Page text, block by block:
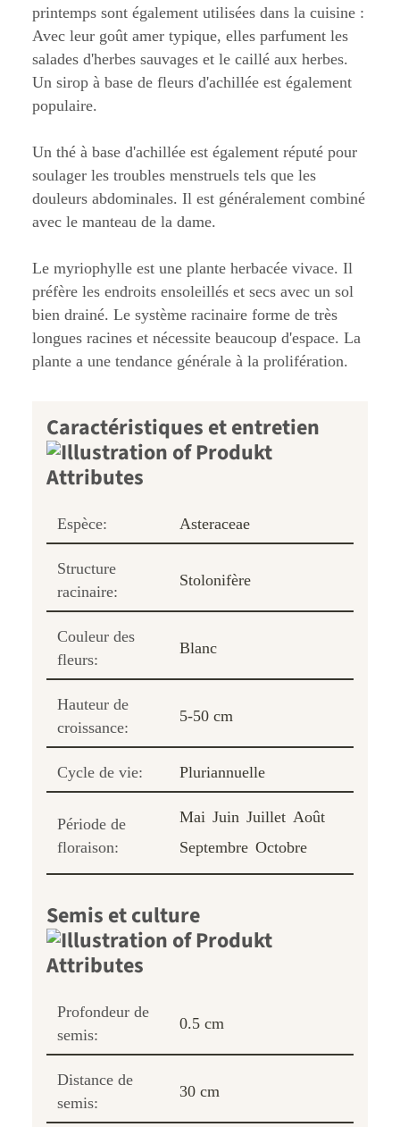
printemps sont également utilisées dans la cuisine :
Avec leur goût amer typique, elles parfument les
salades d'herbes sauvages et le caillé aux herbes.
Un sirop à base de fleurs d'achillée est également
populaire.
Un thé à base d'achillée est également réputé pour
soulager les troubles menstruels tels que les
douleurs abdominales. Il est généralement combiné
avec le manteau de la dame.
Le myriophylle est une plante herbacée vivace. Il
préfère les endroits ensoleillés et secs avec un sol
bien drainé. Le système racinaire forme de très
longues racines et nécessite beaucoup d'espace. La
plante a une tendance générale à la prolifération.
Caractéristiques et entretien
Espèce: Asteraceae
Structure
racinaire:
Stolonifère
Couleur des
fleurs:
Blanc
Hauteur de
croissance:
5-50 cm
Cycle de vie: Pluriannuelle
Période de
floraison:
Mai Juin Juillet Août
Septembre Octobre
Semis et culture
Profondeur de
semis:
0.5 cm
Distance de
semis:
30 cm